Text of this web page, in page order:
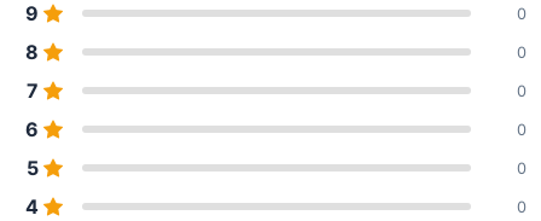
9 0
8 0
7 0
6 0
5 0
4 0